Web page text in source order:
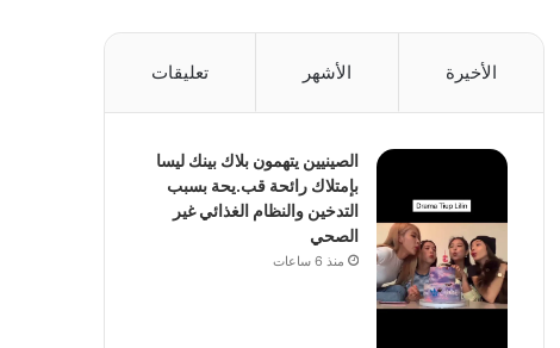
الأخيرة الأشهر تعليقات
الصينيين يتهمون بلاك بينك ليسا
بإمتلاك رائحة قب.يحة بسبب
التدخين والنظام الغذائي غير
الصحي
منذ 6 ساعات